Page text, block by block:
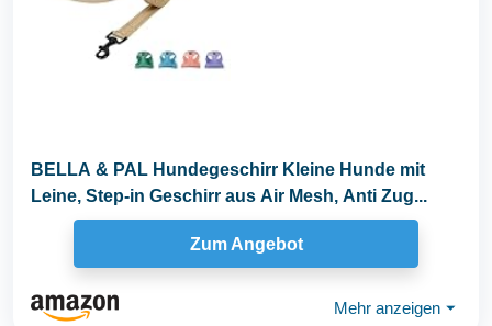
BELLA & PAL Hundegeschirr Kleine Hunde mit
Leine, Step-in Geschirr aus Air Mesh, Anti Zug...
Zum Angebot
Mehr anzeigen ⏷